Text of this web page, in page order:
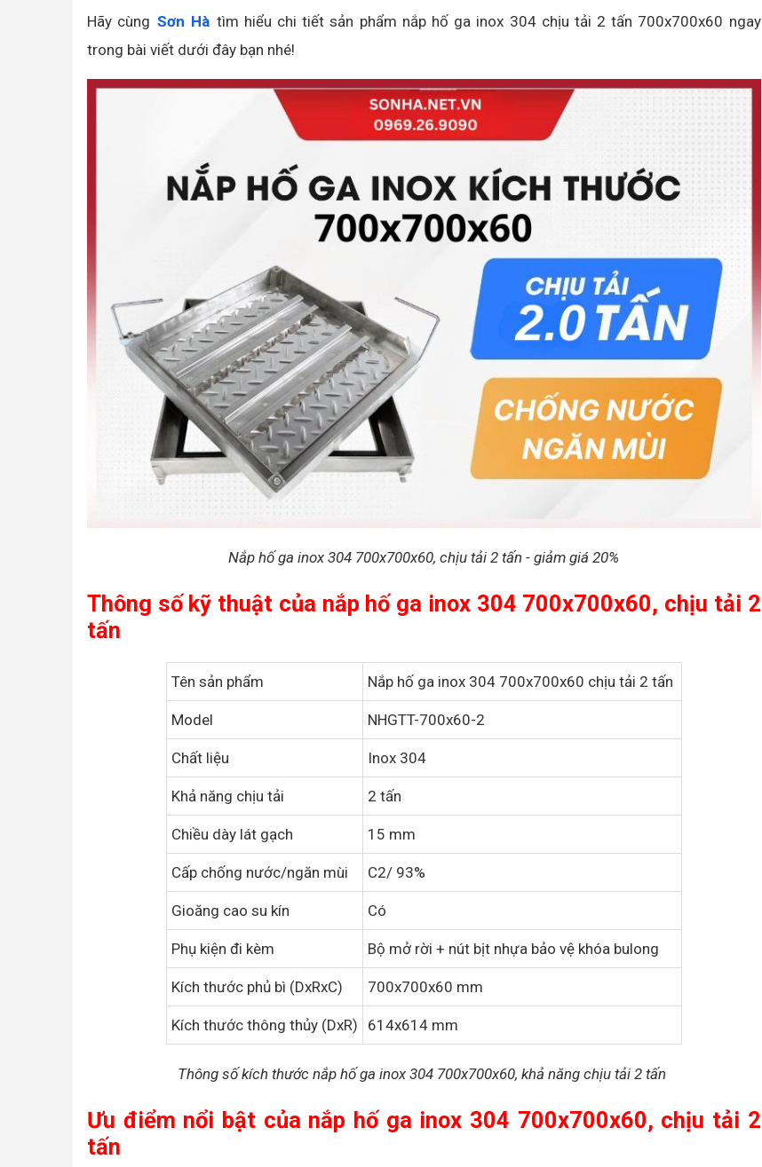
Hãy cùng Sơn Hà tìm hiểu chi tiết sản phẩm nắp hố ga inox 304 chịu tải 2 tấn 700x700x60 ngay
trong bài viết dưới đây bạn nhé!
Nắp hố ga inox 304 700x700x60, chịu tải 2 tấn - giảm giá 20%
Thông số kỹ thuật của nắp hố ga inox 304 700x700x60, chịu tải 2
tấn
Tên sản phẩm Nắp hố ga inox 304 700x700x60 chịu tải 2 tấn
Model NHGTT-700x60-2
Chất liệu Inox 304
Khả năng chịu tải 2 tấn
Chiều dày lát gạch 15 mm
Cấp chống nước/ngăn mùi C2/ 93%
Gioăng cao su kín Có
Phụ kiện đi kèm Bộ mở rời + nút bịt nhựa bảo vệ khóa bulong
Kích thước phủ bì (DxRxC) 700x700x60 mm
Kích thước thông thủy (DxR) 614x614 mm
Thông số kích thước nắp hố ga inox 304 700x700x60, khả năng chịu tải 2 tấn
Ưu điểm nổi bật của nắp hố ga inox 304 700x700x60, chịu tải 2
tấn